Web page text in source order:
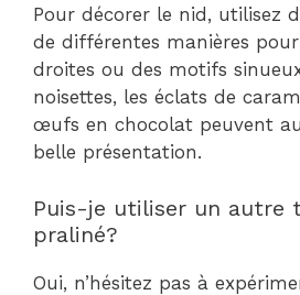
Pour décorer le nid, utilisez
de différentes manières
droites ou des motifs
noisettes, les éclats de
œufs en chocolat peuvent
belle présentation.
Puis-je utiliser un autre
praliné?
Oui, n’hésitez pas à